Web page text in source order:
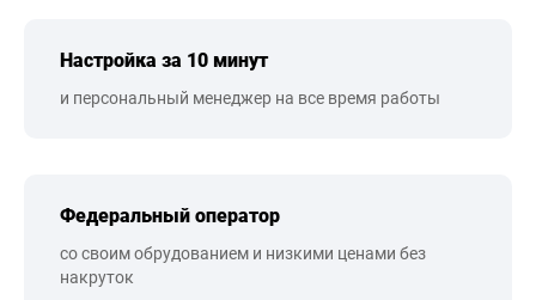
Настройка за 10 минут
и персональный менеджер на все время работы
Федеральный оператор
со своим обрудованием и низкими ценами без
накруток